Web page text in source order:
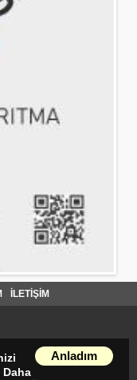
Anladım
Daha
İLETİŞİM